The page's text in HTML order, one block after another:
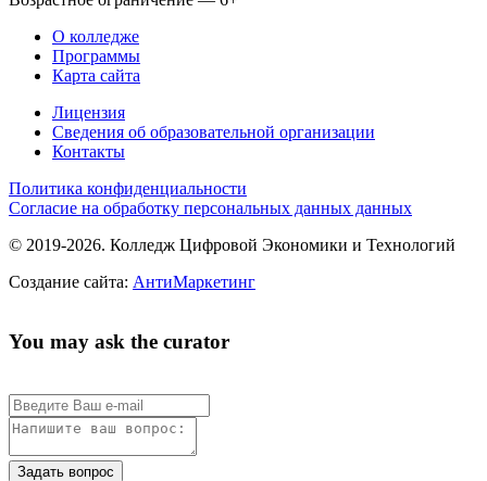
О колледже
Программы
Карта сайта
Лицензия
Сведения об образовательной организации
Контакты
Политика конфиденциальности
Согласие на обработку персональных данных данных
© 2019-2026. Колледж Цифровой Экономики и Технологий
Создание сайта: АнтиМаркетинг
You may ask the curator
Задать вопрос